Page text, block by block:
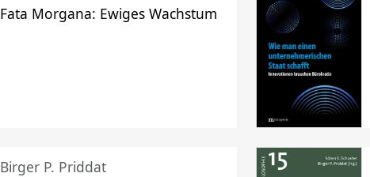
Fata Morgana: Ewiges Wachstum
Birger P. Priddat